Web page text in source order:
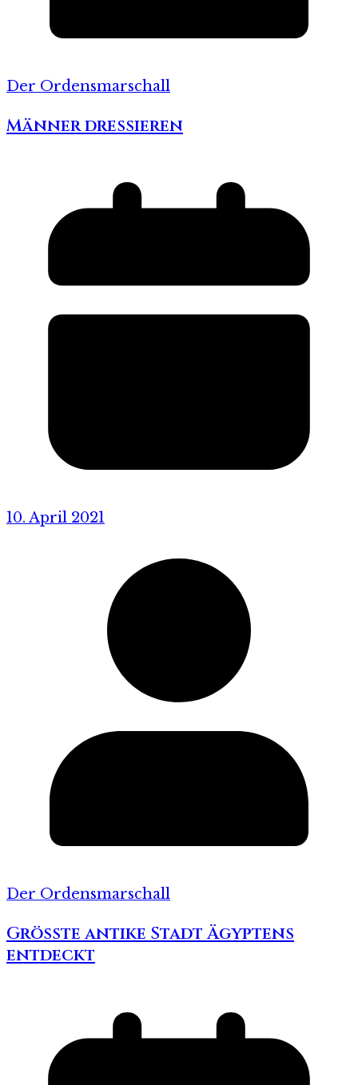
Der Ordensmarschall
Männer dressieren
10. April 2021
Der Ordensmarschall
Grösste antike Stadt Ägyptens
entdeckt